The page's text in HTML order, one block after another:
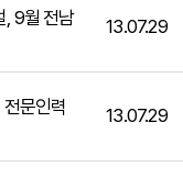
, 9월 전남
13.07.29
문인력
13.07.29